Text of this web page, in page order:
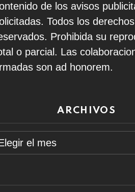
de los avisos
Todos los derechos
Prohibida su
o parcial. Las
son ad honorem.
ARCHIVOS